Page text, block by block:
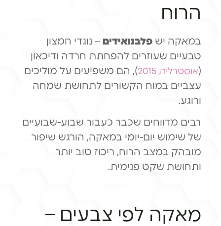
הרוח
במאקה ישפלבנואידים– נוגדי חמצון
טבעיים שעוזרים להפחתת חרדה ודיכאון
אוסטרליה, 2015
), הם משפיעים על מוליכים
עצביים במוח הקשורים לתחושת שמחה
ורוגע.
רבים מדווחים שכבר כעבור שבוע-שבועיים
של שימוש יום-יומי במאקה, הורגש שיפור
מובהק במצב הרוח, ריכוז טוב יותר
ותחושת שקט פנימית.
מאקה לפי צבעים –